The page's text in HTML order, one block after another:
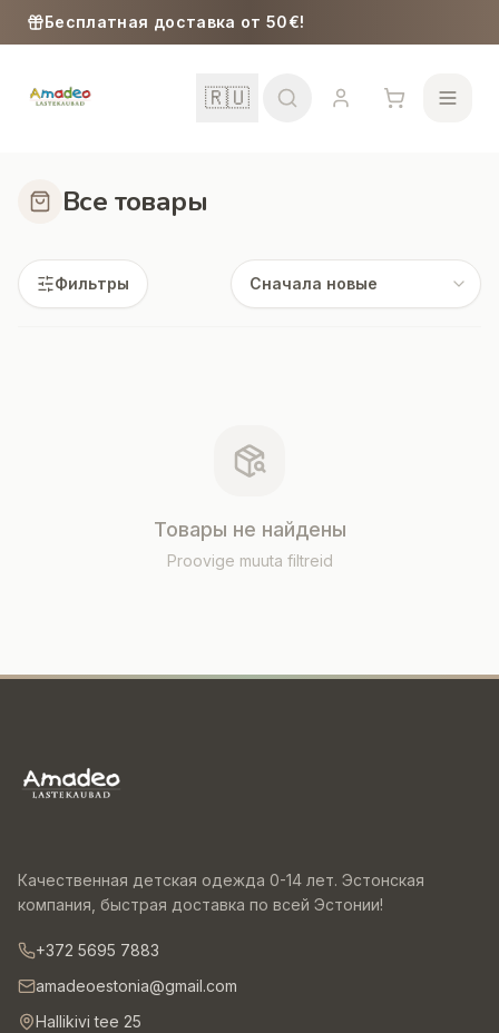
Skip to content
Бесплатная доставка от 50€!
🇷🇺
Школа
Все товары
Фильтры
Товары не найдены
Proovige muuta filtreid
Качественная детская одежда 0-14 лет. Эстонская
компания, быстрая доставка по всей Эстонии!
+372 5695 7883
amadeoestonia@gmail.com
Hallikivi tee 25